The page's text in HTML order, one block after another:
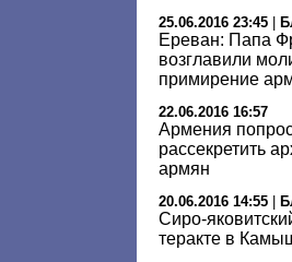
25.06.2016 23:45 |
Ереван: Папа
возглавили
примирение
22.06.2016 16:57
Армения
рассекретить
армян
20.06.2016 14:55
Сиро-
теракте в